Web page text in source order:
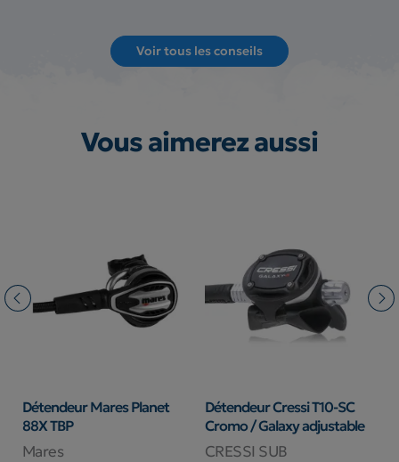
Voir tous les conseils
Vous aimerez aussi
Détendeur Mares Planet
88X TBP
Mares
Détendeur Cressi T10-SC
Cromo / Galaxy adjustable
CRESSI SUB